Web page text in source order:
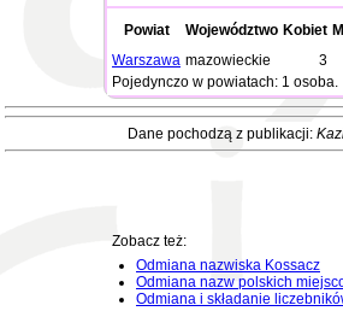
Powiat Województwo Kobiet
Warszawa mazowieckie 3
Pojedynczo w powiatach: 1 osoba.
Dane pochodzą z publikacji:
Zobacz też:
Odmiana nazwiska Kossacz
Odmiana nazw polskich
Odmiana i składanie